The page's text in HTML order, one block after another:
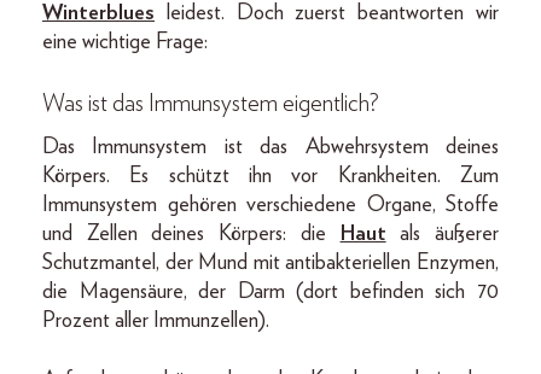
Winterblues leidest. Doch zuerst beantworten wir
eine wichtige Frage:
Was ist das Immunsystem eigentlich?
Das Immunsystem ist das Abwehrsystem deines
Körpers. Es schützt ihn vor Krankheiten. Zum
Immunsystem gehören verschiedene Organe, Stoffe
und Zellen deines Körpers: die
Haut als äußerer
Schutzmantel, der Mund mit antibakteriellen Enzymen,
die Magensäure, der Darm (dort befinden sich 70
Prozent aller Immunzellen).